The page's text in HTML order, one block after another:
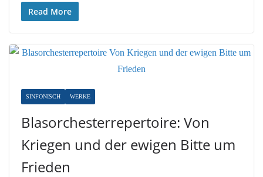
Read More
SINFONISCH WERKE
Blasorchesterrepertoire: Von
Kriegen und der ewigen Bitte um
Frieden